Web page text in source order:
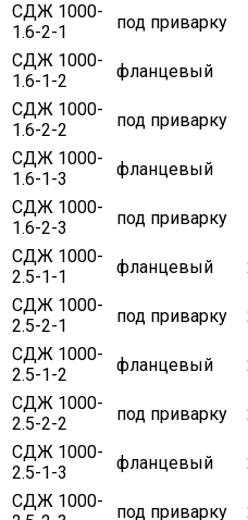
СДЖ 1000-
1.6-2-1
под приварку
СДЖ 1000-
1.6-1-2
фланцевый
СДЖ 1000-
1.6-2-2
под приварку
СДЖ 1000-
1.6-1-3
фланцевый
СДЖ 1000-
1.6-2-3
под приварку
СДЖ 1000-
2.5-1-1
фланцевый
СДЖ 1000-
2.5-2-1
под приварку
СДЖ 1000-
2.5-1-2
фланцевый
СДЖ 1000-
2.5-2-2
под приварку
СДЖ 1000-
2.5-1-3
фланцевый
СДЖ 1000-
под приварку